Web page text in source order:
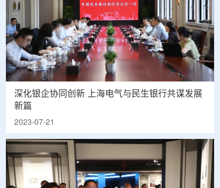
深化银企协同创新 上海电气与民生银行共谋发展
新篇
2023-07-21